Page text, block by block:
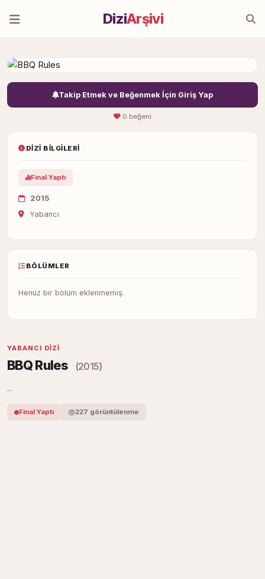
DiziArşivi
Takip Etmek ve Beğenmek İçin Giriş Yap
0 beğeni
DIZI BILGILERI
Final Yaptı
2015
Yabancı
BÖLÜMLER
Henüz bir bölüm eklenmemiş.
YABANCI DIZI
BBQ Rules (2015)
...
Final Yaptı 227 görüntülenme